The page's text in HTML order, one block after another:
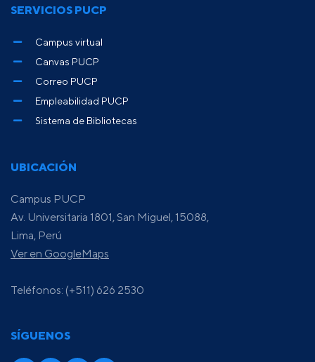
UBICACIÓN
Campus PUCP
Av. Universitaria 1801, San Miguel, 15088,
Lima, Perú
Ver en GoogleMaps
Teléfonos: (+511) 626 2530
SÍGUENOS
SERVICIOS PUCP
Campus virtual
Canvas PUCP
Correo PUCP
Empleabilidad PUCP
Sistema de Bibliotecas